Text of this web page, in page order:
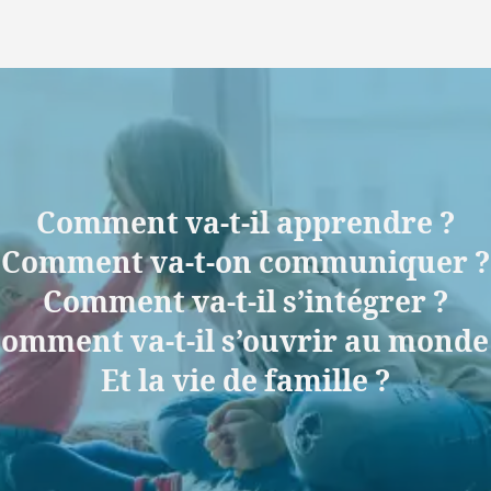
Comment va-t-il apprendre ?
Comment va-t-on communiquer ?
Comment va-t-il s’intégrer ?
va-t-il s’ouvrir au monde
Et la vie de famille ?